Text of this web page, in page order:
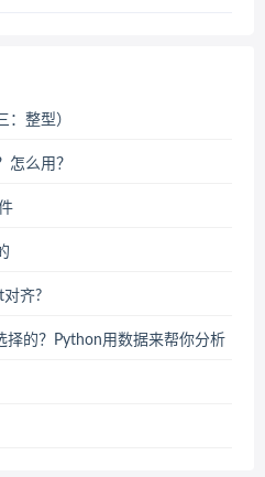
：整型）
怎么用？
齐?
择的？Python用数据来帮你分析